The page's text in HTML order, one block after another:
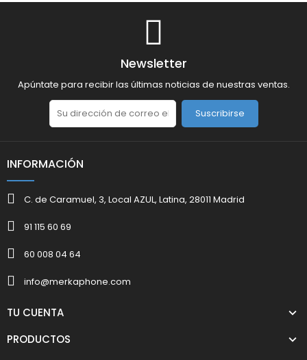
Newsletter
Apúntate para recibir las últimas noticias de nuestras ventas.
Suscribirse
INFORMACIÓN
C. de Caramuel, 3, Local AZUL, Latina, 28011 Madrid
91 115 60 69
60 008 04 64
info@merkaphone.com
TU CUENTA
PRODUCTOS